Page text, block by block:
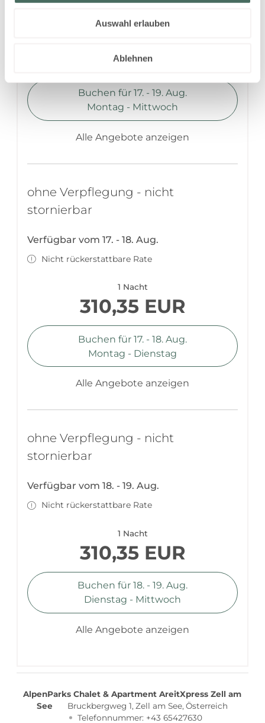
Auswahl erlauben
Ablehnen
500,70 EUR
Buchen für 17. - 19. Aug.
Montag - Mittwoch
Alle Angebote anzeigen
ohne Verpflegung - nicht
stornierbar
Verfügbar vom 17. - 18. Aug.
Nicht rückerstattbare Rate
1 Nacht
310,35 EUR
Buchen für 17. - 18. Aug.
Montag - Dienstag
Alle Angebote anzeigen
ohne Verpflegung - nicht
stornierbar
Verfügbar vom 18. - 19. Aug.
Nicht rückerstattbare Rate
1 Nacht
310,35 EUR
Buchen für 18. - 19. Aug.
Dienstag - Mittwoch
Alle Angebote anzeigen
AlpenParks Chalet & Apartment AreitXpress Zell am
See
Bruckbergweg 1 Zell am See Österreich
Telefonnummer: +43 65427630